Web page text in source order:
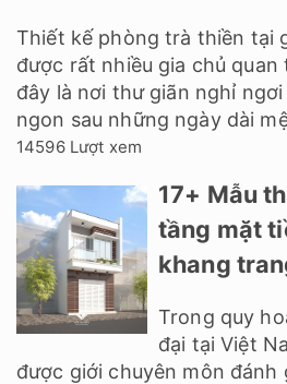
Thiết kế phòng trà thiền tại
được rất nhiều gia chủ quan
đây là nơi thư giãn nghỉ
ngon sau những ngày dài
14596 Lượt xem
17+ Mẫu
tầng mặt
khang
Trong quy
đại tại Việt
được giới chuyên môn đánh